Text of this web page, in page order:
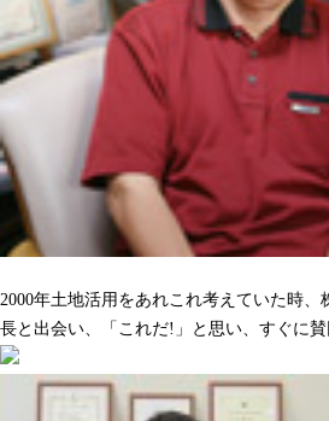
2000年土地活用をあれこれ考えていた時
長と出会い、「これだ!」と思い、すぐに賛